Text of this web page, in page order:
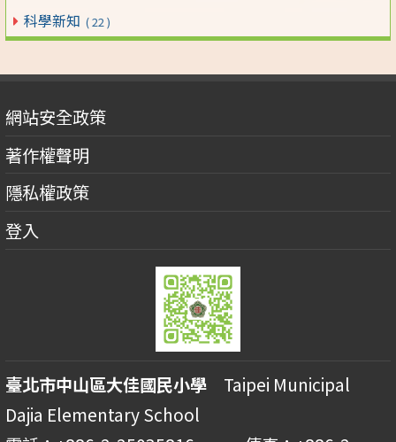
科學新知 ( 22 )
網站安全政策
著作權聲明
隱私權政策
登入
臺北市中山區大佳國民小學 Taipei Municipal
Dajia Elementary School